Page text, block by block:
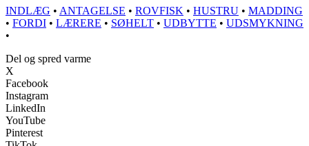
INDLÆG • ANTAGELSE • ROVFISK • HUSTRU • MADDING
• FORDI • LÆRERE • SØHELT • UDBYTTE • UDSMYKNING
•
Del og spred varme
X
Facebook
Instagram
LinkedIn
YouTube
Pinterest